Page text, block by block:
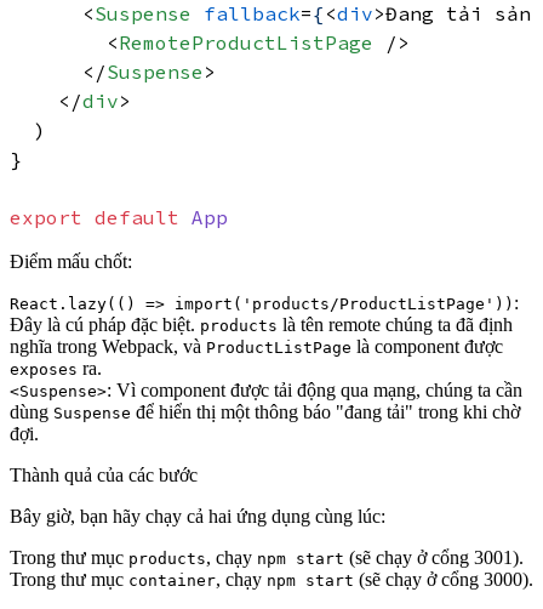
<Suspense fallback={ <div>Đang tải sản
<RemoteProductListPage />
</Suspense >
</div>
  )
}
export default App
Điểm mấu chốt:
React.lazy(() => import('products/ProductListPage')) :
Đây là cú pháp đặc biệt. products là tên remote chúng ta đã định
nghĩa trong Webpack, và ProductListPage là component được
exposes ra.
<Suspense>: Vì component được tải động qua mạng, chúng ta cần
dùng Suspense để hiển thị một thông báo "đang tải" trong khi chờ
đợi.
Thành quả của các bước
Bây giờ, bạn hãy chạy cả hai ứng dụng cùng lúc:
Trong thư mục products, chạy npm start (sẽ chạy ở cổng 3001).
Trong thư mục container, chạy npm start (sẽ chạy ở cổng 3000).